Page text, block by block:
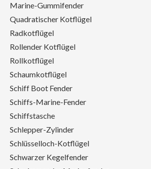
Marine-Gummifender
Quadratischer Kotflügel
Radkotflügel
Rollender Kotflügel
Rollkotflügel
Schaumkotflügel
Schiff Boot Fender
Schiffs-Marine-Fender
Schiffstasche
Schlepper-Zylinder
Schlüsselloch-Kotflügel
Schwarzer Kegelfender